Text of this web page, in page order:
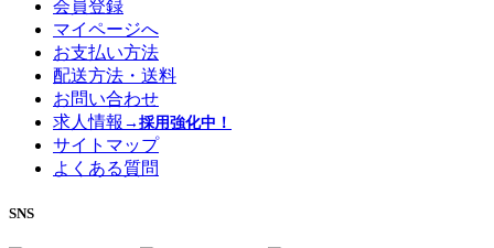
会員登録
マイページへ
お支払い方法
配送方法・送料
お問い合わせ
求人情報 →採用強化中！
サイトマップ
よくある質問
SNS